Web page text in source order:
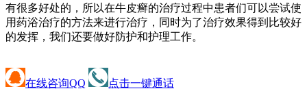
有很多好处的，所以在牛皮癣的治疗过程中患者们可以尝试使
用药浴治疗的方法来进行治疗，同时为了治疗效果得到比较好
的发挥，我们还要做好防护和护理工作。
在线咨询QQ 点击一键通话